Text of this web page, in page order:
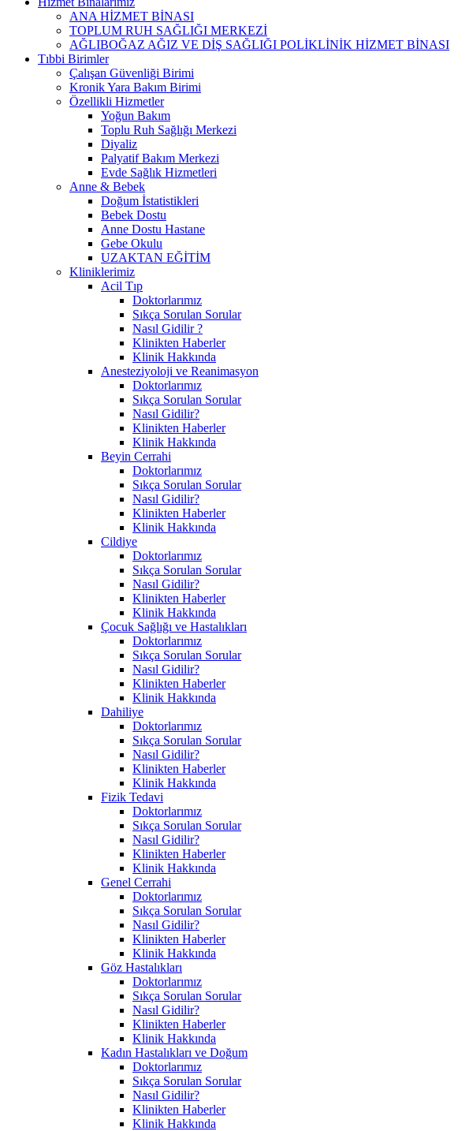
ANA HİZMET BİNASI
TOPLUM RUH SAĞLIĞI MERKEZİ
AĞLIBOĞAZ AĞIZ VE DİŞ SAĞLIĞI POLİKLİNİK HİZMET BİNASI
Tıbbi Birimler
Çalışan Güvenliği Birimi
Kronik Yara Bakım Birimi
Özellikli Hizmetler
Yoğun Bakım
Toplu Ruh Sağlığı Merkezi
Diyaliz
Palyatif Bakım Merkezi
Evde Sağlık Hizmetleri
Anne & Bebek
Doğum İstatistikleri
Bebek Dostu
Anne Dostu Hastane
Gebe Okulu
UZAKTAN EĞİTİM
Kliniklerimiz
Acil Tıp
Doktorlarımız
Sıkça Sorulan Sorular
Nasıl Gidilir ?
Klinikten Haberler
Klinik Hakkında
Anesteziyoloji ve Reanimasyon
Doktorlarımız
Sıkça Sorulan Sorular
Nasıl Gidilir?
Klinikten Haberler
Klinik Hakkında
Beyin Cerrahi
Doktorlarımız
Sıkça Sorulan Sorular
Nasıl Gidilir?
Klinikten Haberler
Klinik Hakkında
Cildiye
Doktorlarımız
Sıkça Sorulan Sorular
Nasıl Gidilir?
Klinikten Haberler
Klinik Hakkında
Çocuk Sağlığı ve Hastalıkları
Doktorlarımız
Sıkça Sorulan Sorular
Nasıl Gidilir?
Klinikten Haberler
Klinik Hakkında
Dahiliye
Doktorlarımız
Sıkça Sorulan Sorular
Nasıl Gidilir?
Klinikten Haberler
Klinik Hakkında
Fizik Tedavi
Doktorlarımız
Sıkça Sorulan Sorular
Nasıl Gidilir?
Klinikten Haberler
Klinik Hakkında
Genel Cerrahi
Doktorlarımız
Sıkça Sorulan Sorular
Nasıl Gidilir?
Klinikten Haberler
Klinik Hakkında
Göz Hastalıkları
Doktorlarımız
Sıkça Sorulan Sorular
Nasıl Gidilir?
Klinikten Haberler
Klinik Hakkında
Kadın Hastalıkları ve Doğum
Doktorlarımız
Sıkça Sorulan Sorular
Nasıl Gidilir?
Klinikten Haberler
Klinik Hakkında